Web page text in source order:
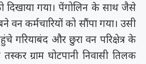
दिखाया गया। पेंगोलिन के साथ जैसे
वन कर्मचारियों को सौंपा गया। उसी
गरियाबंद और छुरा वन परिक्षेत्र के
ग्राम घोटपानी निवासी तिलक